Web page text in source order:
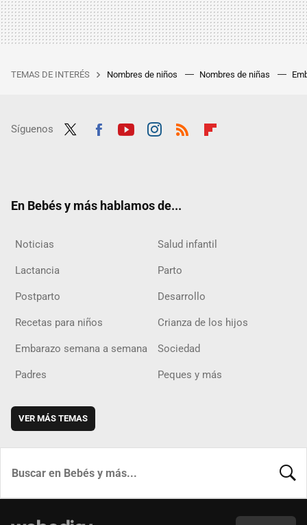
TEMAS DE INTERÉS Nombres de niños Nombres de niñas
Síguenos
En Bebés y más hablamos de...
Noticias Salud infantil
Lactancia Parto
Postparto Desarrollo
Recetas para niños Crianza de los hijos
Embarazo semana a semana Sociedad
Padres Peques y más
VER MÁS TEMAS